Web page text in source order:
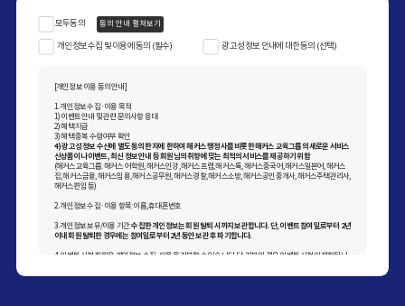
모두동의 동의 안내 펼쳐보기
개인정보 수집 및 이용에 동의 (필수) 광고성 정보 안내에 대한 동의 (선택)
[개인정보 이용 동의 안내]
1. 개인정보 수집·이용 목적
1) 이벤트 안내 및 관련 문의사항 응대
2) 혜택 지급
3) 혜택 중복 수령 여부 확인
4) 광고성 정보 수신에 별도 동의한 자에 한하여 해커스 행정사를 비롯한 해커스 교육그룹의 새로운 서비스
신상품이나 이벤트, 최신 정보 안내 등 회원님의 취향에 맞는 최적의 서비스를 제공하기 위함
(해커스교육그룹: 해커스 어학원, 해커스인강, 해커스프랩, 해커스톡, 해커스중국어, 해커스일본어, 해커스
잡, 해커스금융, 해커스임용, 해커스공무원, 해커스경찰, 해커스소방, 해커스공인중개사, 해커스주택관리사,
해커스편입 등)
2. 개인정보 수집·이용 항목: 이름, 휴대폰번호
3. 개인정보 보유/이용 기간:수집한 개인정보는 회원 탈퇴 시까지 보관합니다. 단, 이벤트 참여일로부터 2년
이내 회원 탈퇴한 경우에는 참여일로부터 2년 동안 보관 후 파기합니다.
4. 이벤트 신청 회원은 개인정보 수집·이용을 거부할 수 있습니다. 단, 거부의 경우 이벤트 신청이 제한됩니